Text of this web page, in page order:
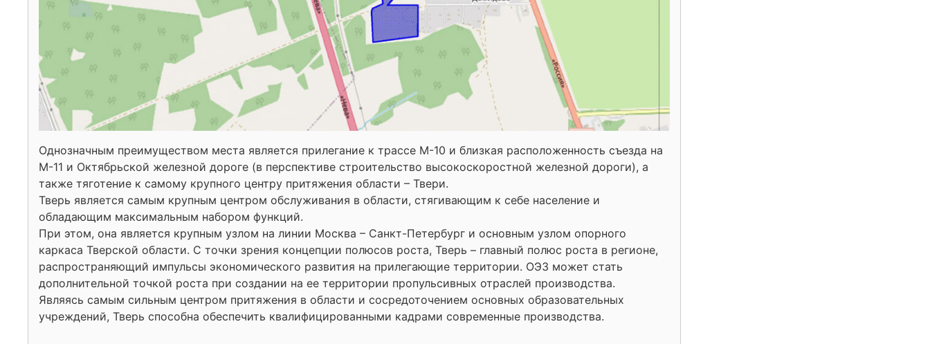
Однозначным преимуществом места является прилегание к трассе М-10 и близкая расположенность съезда на
М-11 и Октябрьской железной дороге (в перспективе строительство высокоскоростной железной дороги), а
также тяготение к самому крупного центру притяжения области – Твери.
Тверь является самым крупным центром обслуживания в области, стягивающим к себе население и
обладающим максимальным набором функций.
При этом, она является крупным узлом на линии Москва – Санкт-Петербург и основным узлом опорного
каркаса Тверской области. С точки зрения концепции полюсов роста, Тверь – главный полюс роста в регионе,
распространяющий импульсы экономического развития на прилегающие территории. ОЭЗ может стать
дополнительной точкой роста при создании на ее территории пропульсивных отраслей производства.
Являясь самым сильным центром притяжения в области и сосредоточением основных образовательных
учреждений, Тверь способна обеспечить квалифицированными кадрами современные производства.